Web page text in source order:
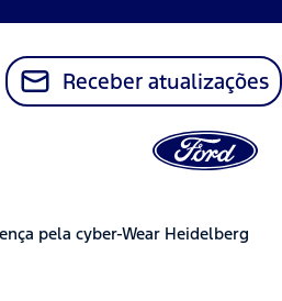
Receber atualizações
pela cyber-Wear Heidelberg